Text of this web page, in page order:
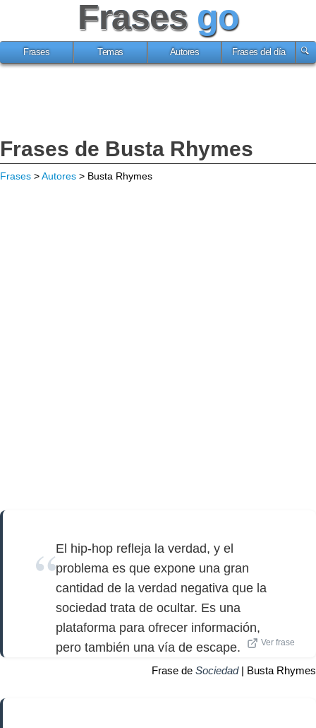
Frases go
Frases Temas Autores Frases del día
Frases de Busta Rhymes
Frases >Autores > Busta Rhymes
El hip-hop refleja la verdad, y el
problema es que expone una gran
cantidad de la verdad negativa que la
sociedad trata de ocultar. Es una
plataforma para ofrecer información,
pero también una vía de escape.
Ver frase
Frase de Sociedad| Busta Rhymes